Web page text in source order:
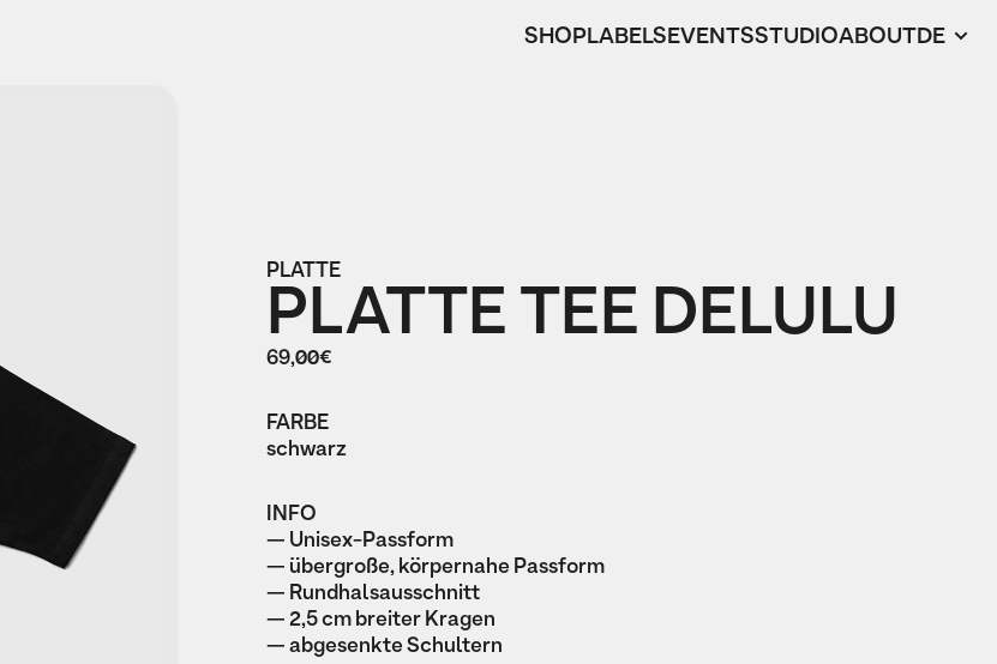
SHOPLABELSEVENTSSTUDIOABOUTDE
PLATTE
PLATTE TEE DELULU
69,00€
FARBE
schwarz
INFO
— Unisex-Passform
— übergroße, körpernahe Passform
— Rundhalsausschnitt
— 2,5 cm breiter Kragen
— abgesenkte Schultern